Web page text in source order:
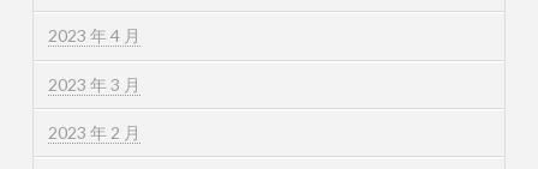
2023 年 4 月
2023 年 3 月
2023 年 2 月